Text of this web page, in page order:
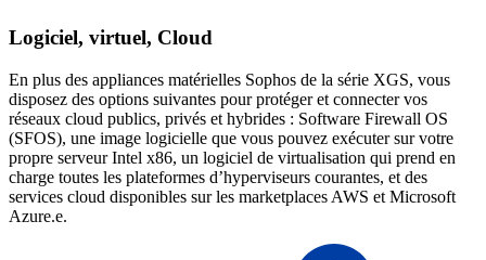
Logiciel, virtuel, Cloud
En plus des appliances matérielles Sophos de la série XGS, vous
disposez des options suivantes pour protéger et connecter vos
réseaux cloud publics, privés et hybrides : Software Firewall OS
(SFOS), une image logicielle que vous pouvez exécuter sur votre
propre serveur Intel x86, un logiciel de virtualisation qui prend en
charge toutes les plateformes d’hyperviseurs courantes, et des
services cloud disponibles sur les marketplaces AWS et Microsoft
Azure.e.